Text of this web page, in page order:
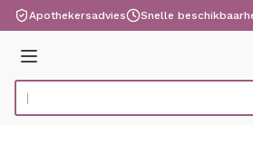
Ga naar de inhoud
Apothekersadvies Snelle
Menu
Product, merk, categorie...